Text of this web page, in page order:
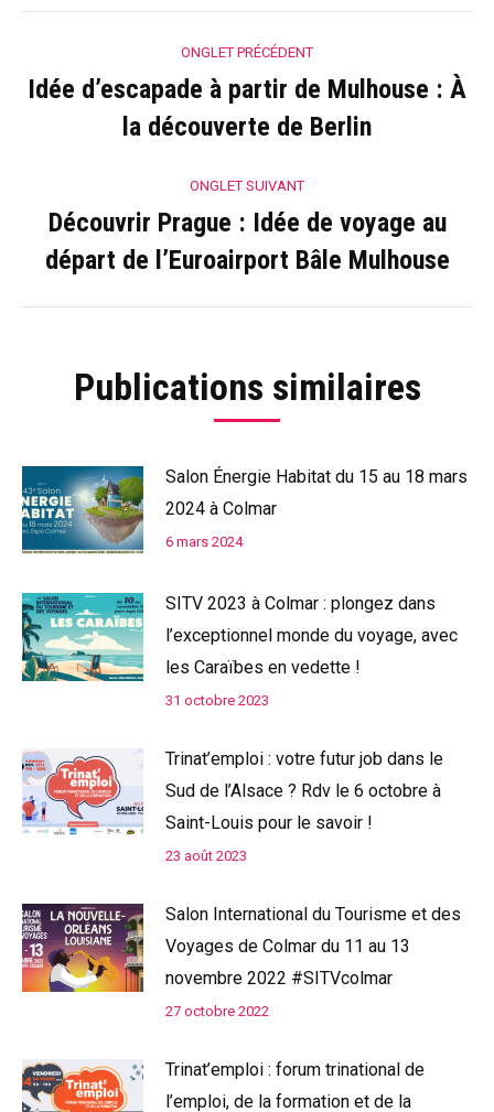
de
commentaire
ONGLET PRÉCÉDENT
précédent
Idée d’escapade à partir de Mulhouse : À
la découverte de Berlin
ONGLET SUIVANT
suivant
Découvrir Prague : Idée de voyage au
départ de l’Euroairport Bâle Mulhouse
Publications similaires
Salon Énergie Habitat du 15 au 18 mars
2024 à Colmar
6 mars 2024
SITV 2023 à Colmar : plongez dans
l’exceptionnel monde du voyage, avec
les Caraïbes en vedette !
31 octobre 2023
Trinat’emploi : votre futur job dans le
Sud de l’Alsace ? Rdv le 6 octobre à
Saint-Louis pour le savoir !
23 août 2023
Salon International du Tourisme et des
Voyages de Colmar du 11 au 13
novembre 2022 #SITVcolmar
27 octobre 2022
Trinat’emploi : forum trinational de
l’emploi, de la formation et de la